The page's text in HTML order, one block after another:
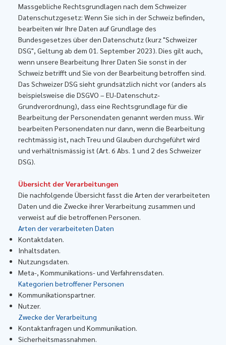
Massgebliche Rechtsgrundlagen nach dem Schweizer
Datenschutzgesetz: Wenn Sie sich in der Schweiz befinden,
bearbeiten wir Ihre Daten auf Grundlage des
Bundesgesetzes über den Datenschutz (kurz "Schweizer
DSG", Geltung ab dem 01. September 2023). Dies gilt auch,
wenn unsere Bearbeitung Ihrer Daten Sie sonst in der
Schweiz betrifft und Sie von der Bearbeitung betroffen sind.
Das Schweizer DSG sieht grundsätzlich nicht vor (anders als
beispielsweise die DSGVO – EU-Datenschutz-
Grundverordnung), dass eine Rechtsgrundlage für die
Bearbeitung der Personendaten genannt werden muss. Wir
bearbeiten Personendaten nur dann, wenn die Bearbeitung
rechtmässig ist, nach Treu und Glauben durchgeführt wird
und verhältnismässig ist (Art. 6 Abs. 1 und 2 des Schweizer
DSG).
​Übersicht der Verarbeitungen
Die nachfolgende Übersicht fasst die Arten der verarbeiteten
Daten und die Zwecke ihrer Verarbeitung zusammen und
verweist auf die betroffenen Personen.
Arten der verarbeiteten Daten
Kontaktdaten.
Inhaltsdaten.
Nutzungsdaten.
Meta-, Kommunikations- und Verfahrensdaten.
Kategorien betroffener Personen
Kommunikationspartner.
Nutzer.
Zwecke der Verarbeitung
Kontaktanfragen und Kommunikation.
Sicherheitsmassnahmen.